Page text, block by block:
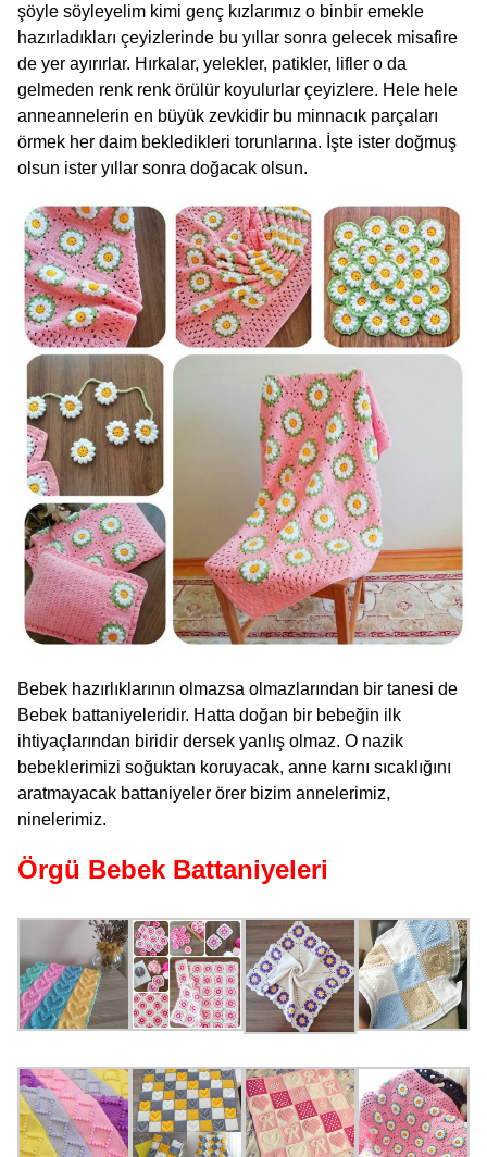
şöyle söyleyelim kimi genç kızlarımız o binbir emekle
hazırladıkları çeyizlerinde bu yıllar sonra gelecek misafire
de yer ayırırlar. Hırkalar, yelekler, patikler, lifler o da
gelmeden renk renk örülür koyulurlar çeyizlere. Hele hele
anneannelerin en büyük zevkidir bu minnacık parçaları
örmek her daim bekledikleri torunlarına. İşte ister doğmuş
olsun ister yıllar sonra doğacak olsun.
Bebek hazırlıklarının olmazsa olmazlarından bir tanesi de
Bebek battaniyeleridir. Hatta doğan bir bebeğin ilk
ihtiyaçlarından biridir dersek yanlış olmaz. O nazik
bebeklerimizi soğuktan koruyacak, anne karnı sıcaklığını
aratmayacak battaniyeler örer bizim annelerimiz,
ninelerimiz.
Örgü Bebek Battaniyeleri